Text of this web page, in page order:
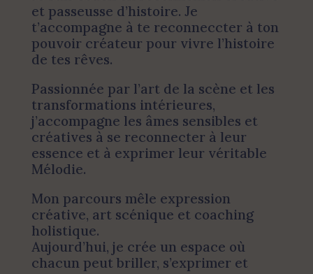
et passeusse d’histoire. Je
t’accompagne à te reconneccter à ton
pouvoir créateur pour vivre l’histoire
de tes rêves.
Passionnée par l’art de la scène et les
transformations intérieures,
j’accompagne les âmes sensibles et
créatives à se reconnecter à leur
essence et à exprimer leur véritable
Mélodie.
Mon parcours mêle expression
créative, art scénique et coaching
holistique.
Aujourd’hui, je crée un espace où
chacun peut briller, s’exprimer et